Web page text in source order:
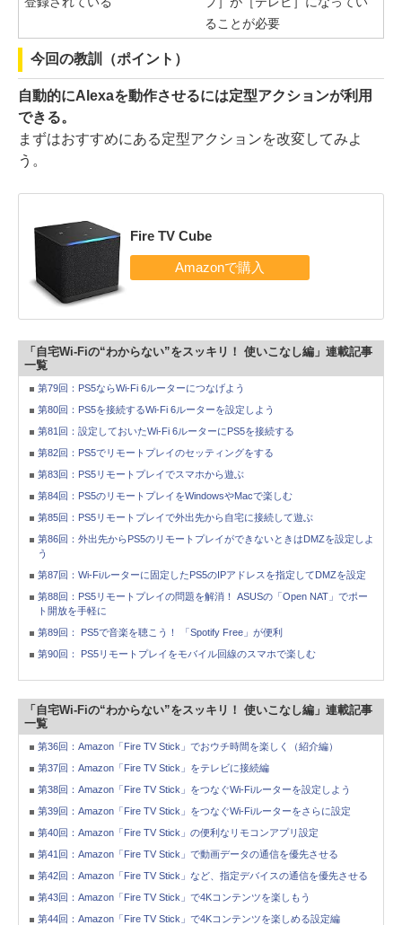
ることが必要
今回の教訓（ポイント）
自動的にAlexaを動作させるには定型アクションが利用
できる。
まずはおすすめにある定型アクションを改変してみよ
う。
Fire TV Cube
「自宅Wi-Fiの“わからない”をスッキリ！ 使いこなし編」連載記事
一覧
第79回：PS5ならWi-Fi 6ルーターにつなげよう
第80回：PS5を接続するWi-Fi 6ルーターを設定しよう
第81回：設定しておいたWi-Fi 6ルーターにPS5を接続する
第82回：PS5でリモートプレイのセッティングをする
第83回：PS5リモートプレイでスマホから遊ぶ
第84回：PS5のリモートプレイをWindowsやMacで楽しむ
第85回：PS5リモートプレイで外出先から自宅に接続して遊ぶ
第86回：外出先からPS5のリモートプレイができないときはDMZを設定しよ
う
第87回：Wi-Fiルーターに固定したPS5のIPアドレスを指定してDMZを設定
第88回：PS5リモートプレイの問題を解消！ ASUSの「Open NAT」でポー
ト開放を手軽に
第89回： PS5で音楽を聴こう！ 「Spotify Free」が便利
第90回： PS5リモートプレイをモバイル回線のスマホで楽しむ
「自宅Wi-Fiの“わからない”をスッキリ！ 使いこなし編」連載記事
一覧
第36回：Amazon「Fire TV Stick」でおウチ時間を楽しく（紹介編）
第37回：Amazon「Fire TV Stick」をテレビに接続編
第38回：Amazon「Fire TV Stick」をつなぐWi-Fiルーターを設定しよう
第39回：Amazon「Fire TV Stick」をつなぐWi-Fiルーターをさらに設定
第40回：Amazon「Fire TV Stick」の便利なリモコンアプリ設定
第41回：Amazon「Fire TV Stick」で動画データの通信を優先させる
第42回：Amazon「Fire TV Stick」など、指定デバイスの通信を優先させる
第43回：Amazon「Fire TV Stick」で4Kコンテンツを楽しもう
第44回：Amazon「Fire TV Stick」で4Kコンテンツを楽しめる設定編